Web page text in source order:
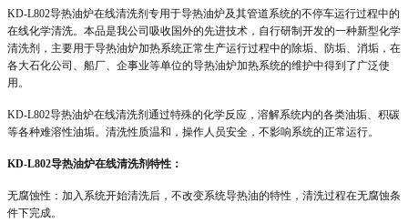
KD-L802导热油炉在线清洗剂专用于导热油炉及其管道系统的不停车运行过程中的
在线化学清洗。本品是我公司吸收国外的先进技术，自行研制开发的一种新型化学
清洗剂，主要用于导热油炉加热系统正常生产运行过程中的除垢、防垢、消垢，在
各大石化公司、船厂、企事业等单位的导热油炉加热系统的维护中得到了广泛使
用。
KD-L802导热油炉在线清洗剂通过特殊的化学反应，溶解系统内的各类油垢、积碳
等各种难溶性油垢。清洗性质温和，操作人员安全，不影响系统的正常运行。
KD-L802导热油炉在线清洗剂特性：
无腐蚀性：加入系统开始清洗后，不改变系统导热油的特性，清洗过程在无腐蚀条
件下完成。